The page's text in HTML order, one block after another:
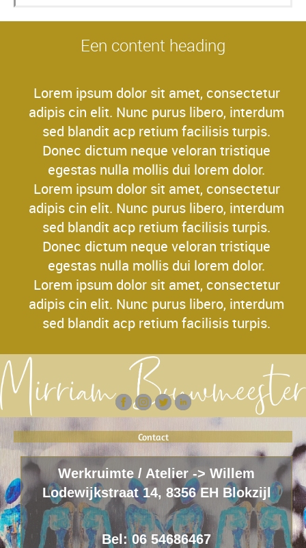
Een content heading
Lorem ipsum dolor sit amet, consectetur
adipis cin elit. Nunc purus libero, interdum
sed blandit acp retium facilisis turpis.
Donec dictum neque veloran tristique
egestas nulla mollis dui lorem dolor.
Lorem ipsum dolor sit amet, consectetur
adipis cin elit. Nunc purus libero, interdum
sed blandit acp retium facilisis turpis.
Donec dictum neque veloran tristique
egestas nulla mollis dui lorem dolor.
Lorem ipsum dolor sit amet, consectetur
adipis cin elit. Nunc purus libero, interdum
sed blandit acp retium facilisis turpis.
Contact
Werkruimte / Atelier -> Willem
Lodewijkstraat 14, 8356 EH Blokzijl
Bel: 06 54686467